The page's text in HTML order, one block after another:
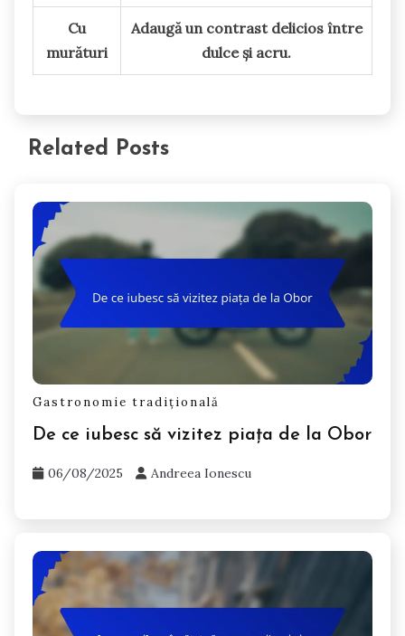
Cu
murături
Adaugă un contrast delicios între
dulce și acru.
Related Posts
Gastronomie tradițională
De ce iubesc să vizitez piața de la Obor
06/08/2025 Andreea Ionescu